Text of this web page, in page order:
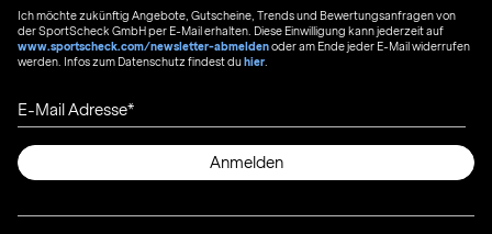
Ich möchte zukünftig Angebote, Gutscheine, Trends und Bewertungsanfragen von
der SportScheck GmbH per E-Mail erhalten. Diese Einwilligung kann jederzeit auf
www.sportscheck.com/newsletter-abmeldenoder am Ende jeder E-Mail widerrufen
werden. Infos zum Datenschutz findest duhier
E-Mail Adresse
Anmelden